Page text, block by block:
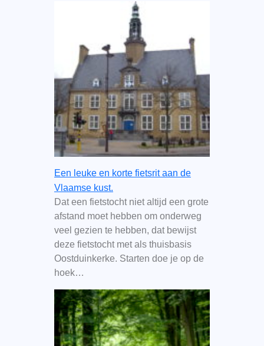
Een leuke en korte fietsrit aan de
Vlaamse kust.
Dat een fietstocht niet altijd een grote
afstand moet hebben om onderweg
veel gezien te hebben, dat bewijst
deze fietstocht met als thuisbasis
Oostduinkerke. Starten doe je op de
hoek…